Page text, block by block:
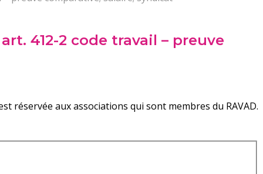
412-2 code travail – preuve
réservée aux associations qui sont membres du RAVAD.